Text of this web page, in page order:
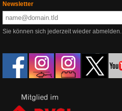
Newsletter
Sie können sich jederzeit wieder abmelden.